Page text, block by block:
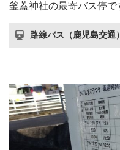
釜蓋神社の最寄バス停で
路線バス（鹿児島交通